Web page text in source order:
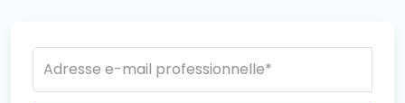
Adresse e-mail professionnelle*